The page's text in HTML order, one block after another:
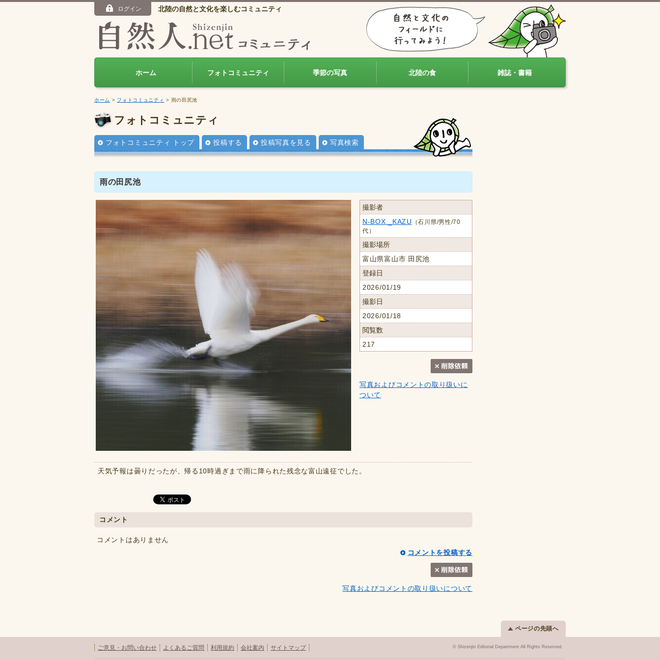
ログイン 北陸の自然と文化を楽しむコミュニティ
ホーム フォトコミュニティ 季節の写真 北陸の食 雑誌・書籍
ホーム > フォトコミュニティ > 雨の田尻池
フォトコミュニティ
フォトコミュニティ トップ 投稿する 投稿写真を見る 写真検索
雨の田尻池
撮影者
N-BOX _KAZU
（石川県/男性/70
代）
撮影場所
富山県富山市 田尻池
登録日
2026/01/19
撮影日
2026/01/18
閲覧数
217
写真およびコメントの取り扱いに
ついて
天気予報は曇りだったが、帰る10時過ぎまで雨に降られた残念な富山遠征でした。
コメント
コメントはありません
コメントを投稿する
写真およびコメントの取り扱いについて
ページの先頭へ
ご意見・お問い合わせ よくあるご質問 利用規約 会社案内 サイトマップ © Shizenjin Editorial Department All Rights Reserved.